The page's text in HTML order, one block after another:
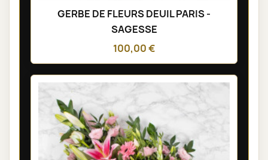
GERBE DE FLEURS DEUIL PARIS -
SAGESSE
100,00 €